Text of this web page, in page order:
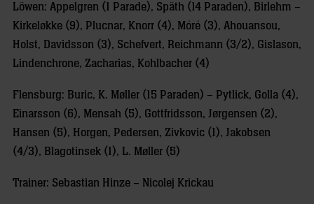
Löwen: Appelgren (1 Parade), Späth (14 Paraden), Birlehm –
Kirkeløkke (9), Plucnar, Knorr (4), Móré (3), Ahouansou,
Holst, Davidsson (3), Schefvert, Reichmann (3/2), Gislason,
Lindenchrone, Zacharias, Kohlbacher (4)
Flensburg: Buric, K. Møller (15 Paraden) – Pytlick, Golla (4),
Einarsson (6), Mensah (5), Gottfridsson, Jørgensen (2),
Hansen (5), Horgen, Pedersen, Zivkovic (1), Jakobsen
(4/3), Blagotinsek (1), L. Møller (5)
Trainer: Sebastian Hinze – Nicolej Krickau